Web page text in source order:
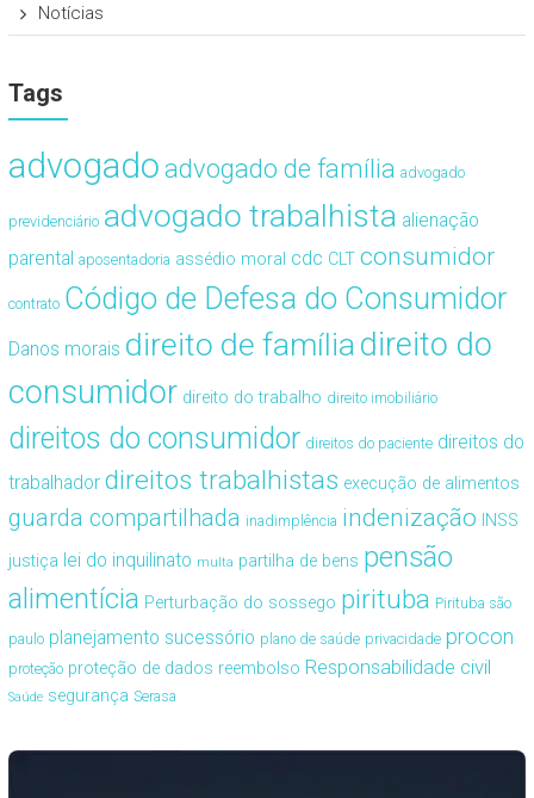
Notícias
Tags
advogado advogado de família advogado
previdenciário advogado trabalhista alienação
parental aposentadoria assédio moral cdc CLT consumidor
contrato Código de Defesa do Consumidor
Danos morais direito de famíliadireito do
consumidor direito do trabalho direito imobiliário
direitos do consumidor direitos do paciente direitos do
trabalhador direitos trabalhistas execução de alimentos
guarda compartilhada inadimplência indenização INSS
justiça lei do inquilinato multa partilha de bens pensão
alimentícia Perturbação do sossego pirituba Pirituba são
paulo planejamento sucessório plano de saúde privacidade procon
proteção proteção de dados reembolso Responsabilidade civil
Saúde segurança Serasa